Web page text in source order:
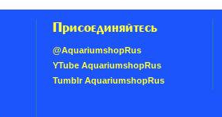
Присоединяйтесь
@AquariumshopRus
YTube AquariumshopRus
Tumblr AquariumshopRus